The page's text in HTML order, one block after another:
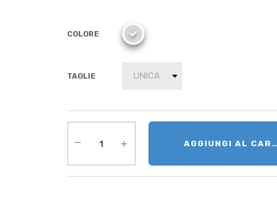
COLORE
TAGLIE
AGGIUNGI AL